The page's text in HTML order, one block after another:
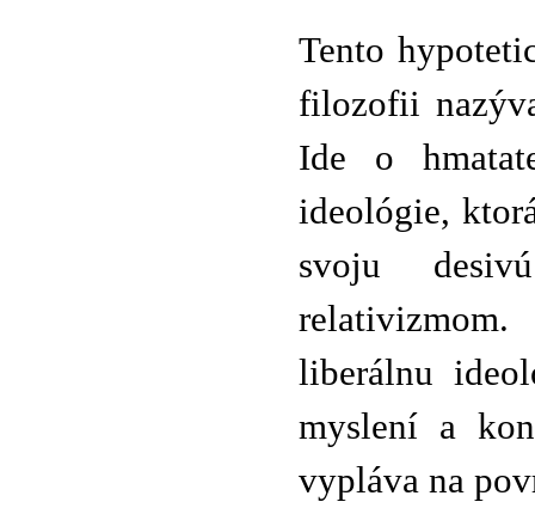
Tento
filozofii
Ide o
ideológie,
svoju
liberálnu
myslení a
vypláva na